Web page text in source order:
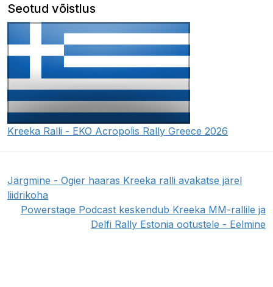
Seotud võistlus
Kreeka Ralli - EKO Acropolis Rally Greece 2026
Järgmine - Ogier haaras Kreeka ralli avakatse järel
liidrikoha
Powerstage Podcast keskendub Kreeka MM-rallile ja
Delfi Rally Estonia ootustele - Eelmine